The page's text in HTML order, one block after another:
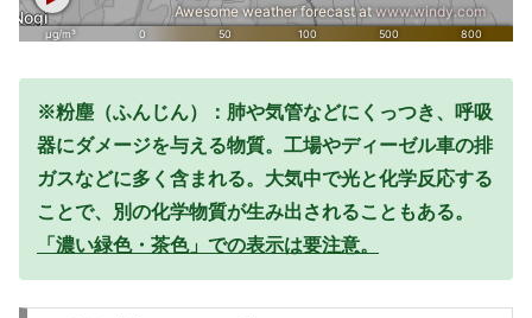
※粉塵（ふんじん）：肺や気管などにくっつき、呼吸
器にダメージを与える物質。工場やディーゼル車の排
ガスなどに多く含まれる。大気中で光と化学反応する
ことで、別の化学物質が生み出されることもある。
「濃い緑色・茶色」での表示は要注意。